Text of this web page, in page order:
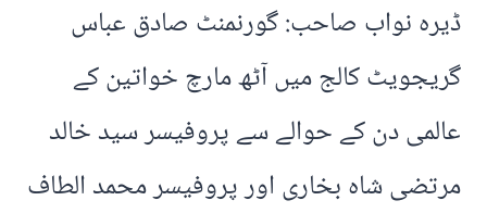
ڈیرہ نواب صاحب: گورنمنٹ صادق عباس
گریجویٹ کالج میں آٹھ مارچ خواتین کے
عالمی دن کے حوالے سے پروفیسر سید خالد
مرتضی شاہ بخاری اور پروفیسر محمد الطاف